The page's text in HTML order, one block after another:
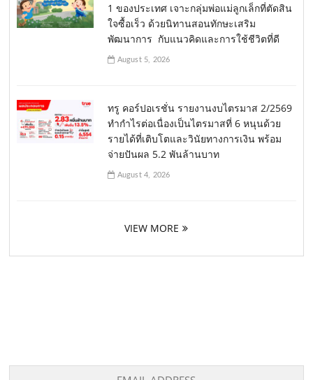
1 ของประเทศ เจาะกลุ่มพ่อแม่ลูกเล็กที่ตัดสิน
ใจซื้อเร็ว ด้วยนิทานสอนทักษะเสริม
พัฒนาการ กับแนวคิดและการใช้ชีวิตที่ดี
August 5, 2026
ทรู คอร์ปอเรชั่น รายงานงบไตรมาส 2/2569
ทำกำไรต่อเนื่องเป็นไตรมาสที่ 6 หนุนด้วย
รายได้ที่เติบโตและวินัยทางการเงิน พร้อม
จ่ายปันผล 5.2 พันล้านบาท
August 4, 2026
VIEW MORE